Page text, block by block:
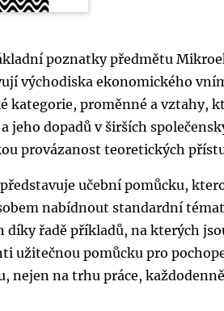
poznatky předmětu
východiska ekonomického
kategorie, proměnné a vztahy,
jeho dopadů v širších
provázanost teoretických
učební pomůcku,
nabídnout standardní
díky řadě příkladů, na kterých
užitečnou pomůcku pro
nejen na trhu práce,